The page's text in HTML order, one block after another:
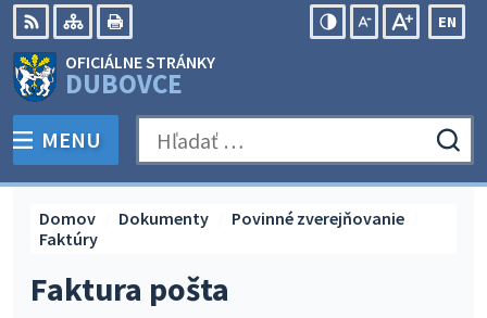
Preskočiť
na
obsah
RSS Mapa
EN
OFICIÁLNE STRÁNKY
DUBOVCE
PREPNÚŤ
MENU Hľadať:
Faktura pošta
Domov Dokumenty
Povinné zverejňovanie
Faktúry